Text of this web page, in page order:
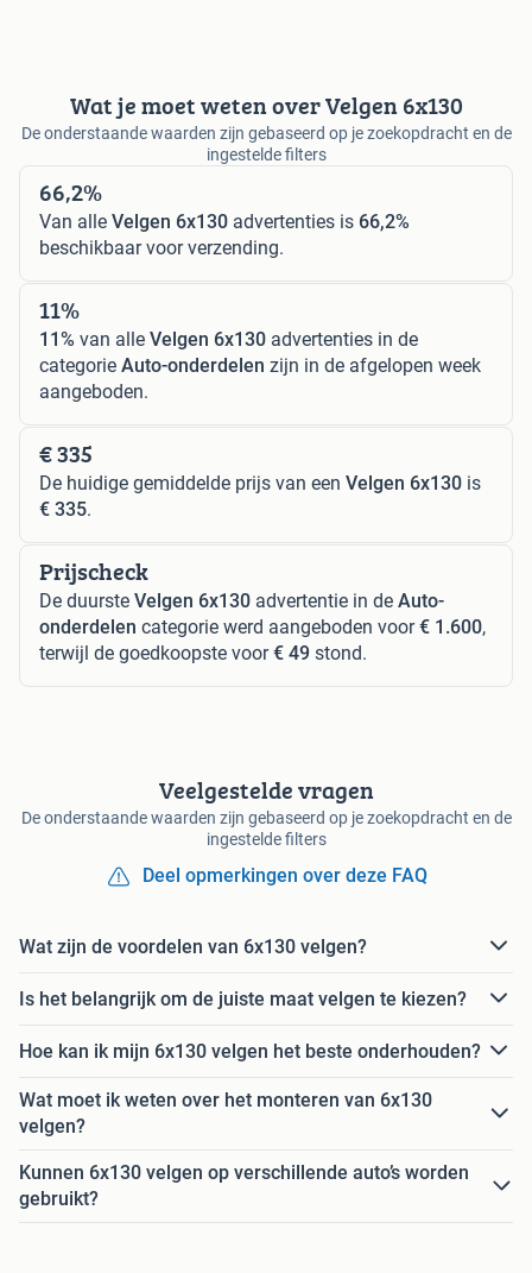
Wat je moet weten over Velgen 6x130
De onderstaande waarden zijn gebaseerd op je zoekopdracht en de
ingestelde filters
66,2%
Van alle Velgen 6x130 advertenties is 66,2%
beschikbaar voor verzending.
11%
11% van alle Velgen 6x130 advertenties in de
categorie Auto-onderdelen zijn in de afgelopen week
aangeboden.
€ 335
De huidige gemiddelde prijs van een Velgen 6x130 is
€ 335.
Prijscheck
De duurste Velgen 6x130 advertentie in de Auto-
onderdelen categorie werd aangeboden voor€ 1.600,
terwijl de goedkoopste voor€ 49 stond.
Veelgestelde vragen
De onderstaande waarden zijn gebaseerd op je zoekopdracht en de
ingestelde filters
Deel opmerkingen over deze FAQ
Wat zijn de voordelen van 6x130 velgen?
Is het belangrijk om de juiste maat velgen te kiezen?
Hoe kan ik mijn 6x130 velgen het beste onderhouden?
Wat moet ik weten over het monteren van 6x130
velgen?
Kunnen 6x130 velgen op verschillende auto’s worden
gebruikt?